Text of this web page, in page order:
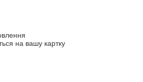
на вашу картку